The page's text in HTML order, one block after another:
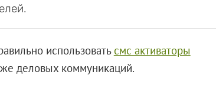
использовать смс активаторы
деловых коммуникаций.